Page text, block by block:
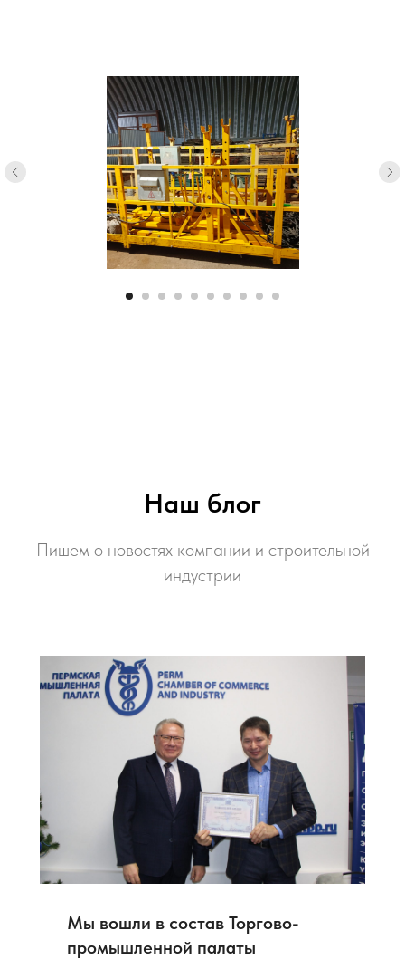
Наш блог
Пишем о новостях компании и строительной
индустрии
Мы вошли в состав Торгово-
промышленной палаты